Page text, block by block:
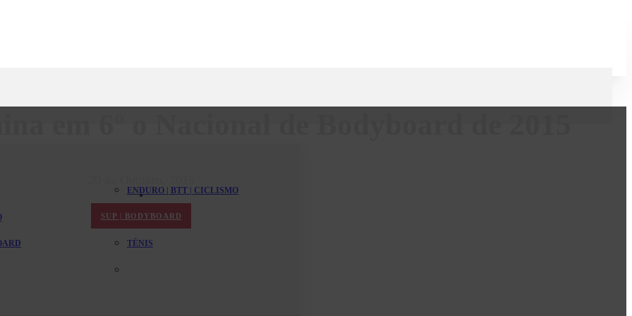
ENDURO | BTT | CICLISMO
PADEL
TÉNIS
em 6º o Nacional de Bodyboard de 2015
SUP | BODYBOARD